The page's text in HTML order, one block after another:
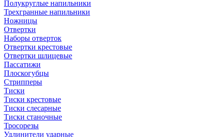
Полукруглые напильники
Трехгранные напильники
Ножницы
Отвертки
Наборы отверток
Отвертки крестовые
Отвертки шлицевые
Пассатижи
Плоскогубцы
Стрипперы
Тиски
Тиски крестовые
Тиски слесарные
Тиски станочные
Тросорезы
Удлинители ударные